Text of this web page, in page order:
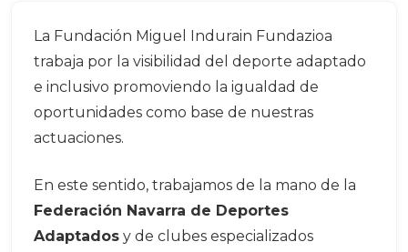
La Fundación Miguel Indurain Fundazioa
trabaja por la visibilidad del deporte adaptado
e inclusivo promoviendo la igualdad de
oportunidades como base de nuestras
actuaciones.
En este sentido, trabajamos de la mano de la
Federación Navarra de Deportes
Adaptados y de clubes especializados